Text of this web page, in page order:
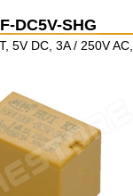
DC5V-SHG
5V DC, 3A / 250V